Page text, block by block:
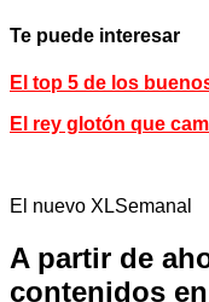
Te puede interesar
El top 5 de los
El rey glotón que
El nuevo XLSemanal
A partir de
contenidos